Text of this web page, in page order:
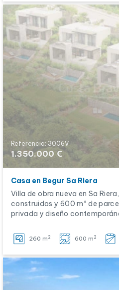
Referencia: 3006V
1.350.000 €
Casa en Begur Sa Riera
Villa de obra nueva en Sa
construidos y 600 m² de
privada y diseño
260 m 2 600 m 2